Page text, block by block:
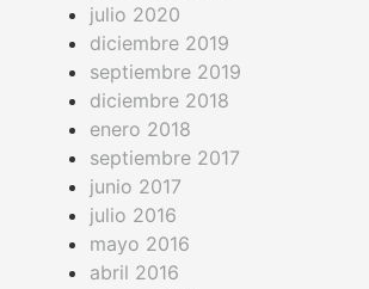
julio 2020
diciembre 2019
septiembre 2019
diciembre 2018
enero 2018
septiembre 2017
junio 2017
julio 2016
mayo 2016
abril 2016